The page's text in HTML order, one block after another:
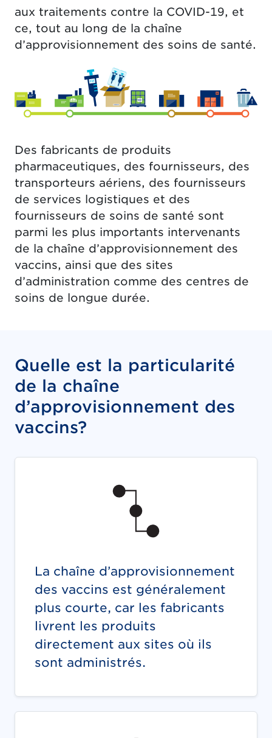
aux traitements contre la COVID-19, et
ce, tout au long de la chaîne
d’approvisionnement des soins de santé.
Des fabricants de produits
pharmaceutiques, des fournisseurs, des
transporteurs aériens, des fournisseurs
de services logistiques et des
fournisseurs de soins de santé sont
parmi les plus importants intervenants
de la chaîne d’approvisionnement des
vaccins, ainsi que des sites
d’administration comme des centres de
soins de longue durée.
Quelle est la particularité
de la chaîne
d’approvisionnement des
vaccins?
La chaîne d’approvisionnement
des vaccins est généralement
plus courte, car les fabricants
livrent les produits
directement aux sites où ils
sont administrés.